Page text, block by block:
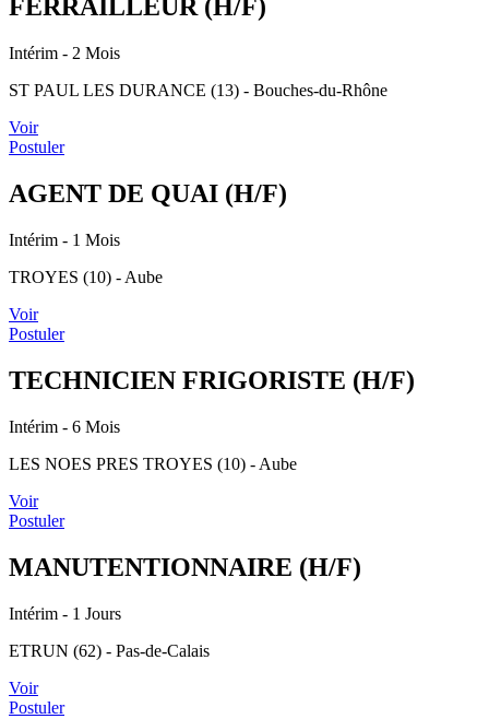
FERRAILLEUR (H/F)
Intérim - 2 Mois
ST PAUL LES DURANCE (13) - Bouches-du-Rhône
Voir
Postuler
AGENT DE QUAI (H/F)
Intérim - 1 Mois
TROYES (10) - Aube
Voir
Postuler
TECHNICIEN FRIGORISTE (H/F)
Intérim - 6 Mois
LES NOES PRES TROYES (10) - Aube
Voir
Postuler
MANUTENTIONNAIRE (H/F)
Intérim - 1 Jours
ETRUN (62) - Pas-de-Calais
Voir
Postuler